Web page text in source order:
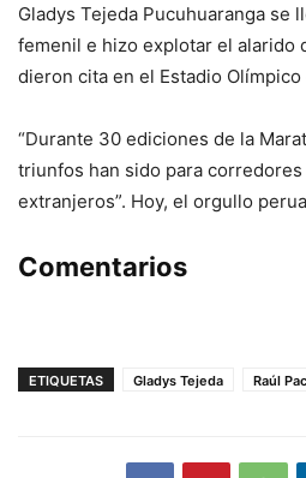
Gladys Tejeda Pucuhuaranga se
femenil e hizo explotar el alarido
dieron cita en el Estadio
“Durante 30 ediciones de la
triunfos han sido para corredores
extranjeros”. Hoy, el orgullo
Comentarios
ETIQUETAS Gladys Tejeda Raúl